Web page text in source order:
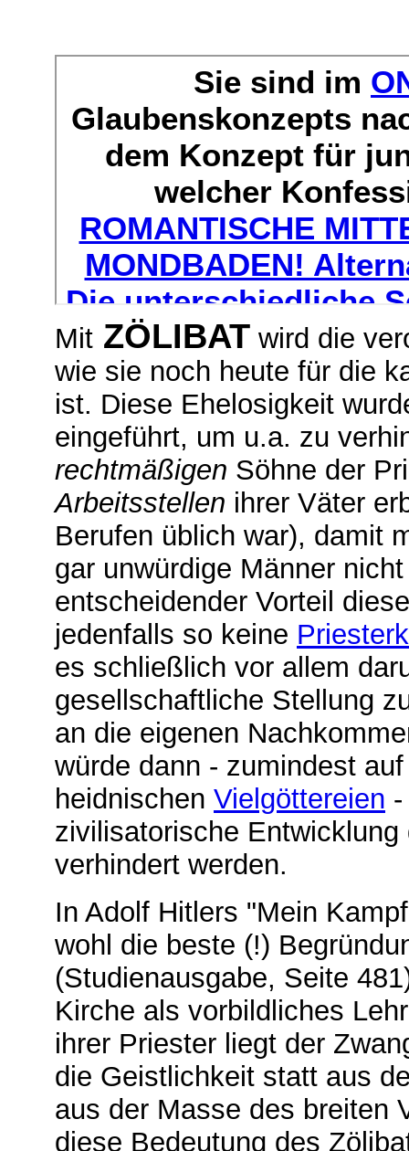
Mit ZÖLIBAT wird die
wie sie noch heute für die
ist. Diese Ehelosigkeit
eingeführt, um u.a. zu
rechtmäßigen Söhne der
Arbeitsstellen ihrer Väter
Berufen üblich war), damit
gar unwürdige Männer
entscheidender Vorteil
jedenfalls so keine
es schließlich vor allem
gesellschaftliche Stellung
an die eigenen
würde dann - zumindest
heidnischen Vielgöttereien
zivilisatorische
verhindert werden.
In Adolf Hitlers "Mein
wohl die beste (!)
(Studienausgabe, Seite
Kirche als vorbildliches
ihrer Priester liegt der
die Geistlichkeit statt aus
aus der Masse des breiten
diese Bedeutung des